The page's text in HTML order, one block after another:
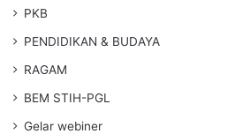
PKB
PENDIDIKAN & BUDAYA
RAGAM
BEM STIH-PGL
Gelar webiner